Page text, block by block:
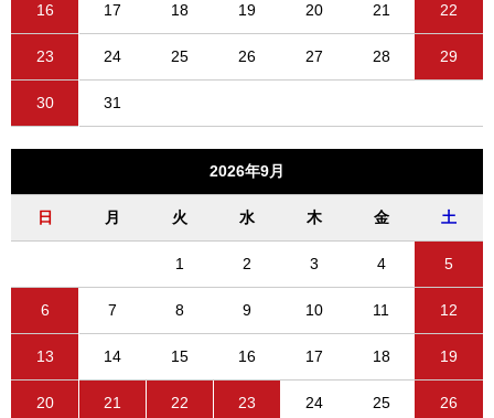
16 17 18 19 20 21 22
23 24 25 26 27 28 29
30 31
2026年9月
日 月 火 水 木 金 土
1 2 3 4 5
6 7 8 9 10 11 12
13 14 15 16 17 18 19
20 21 22 23 24 25 26